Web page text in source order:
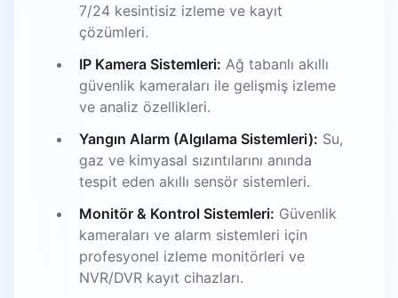
7/24 kesintisiz izleme ve kayıt
çözümleri.
IP Kamera Sistemleri: Ağ tabanlı akıllı
güvenlik kameraları ile gelişmiş izleme
ve analiz özellikleri.
Yangın Alarm (Algılama Sistemleri): Su,
gaz ve kimyasal sızıntılarını anında
tespit eden akıllı sensör sistemleri.
Monitör & Kontrol Sistemleri: Güvenlik
kameraları ve alarm sistemleri için
profesyonel izleme monitörleri ve
NVR/DVR kayıt cihazları.